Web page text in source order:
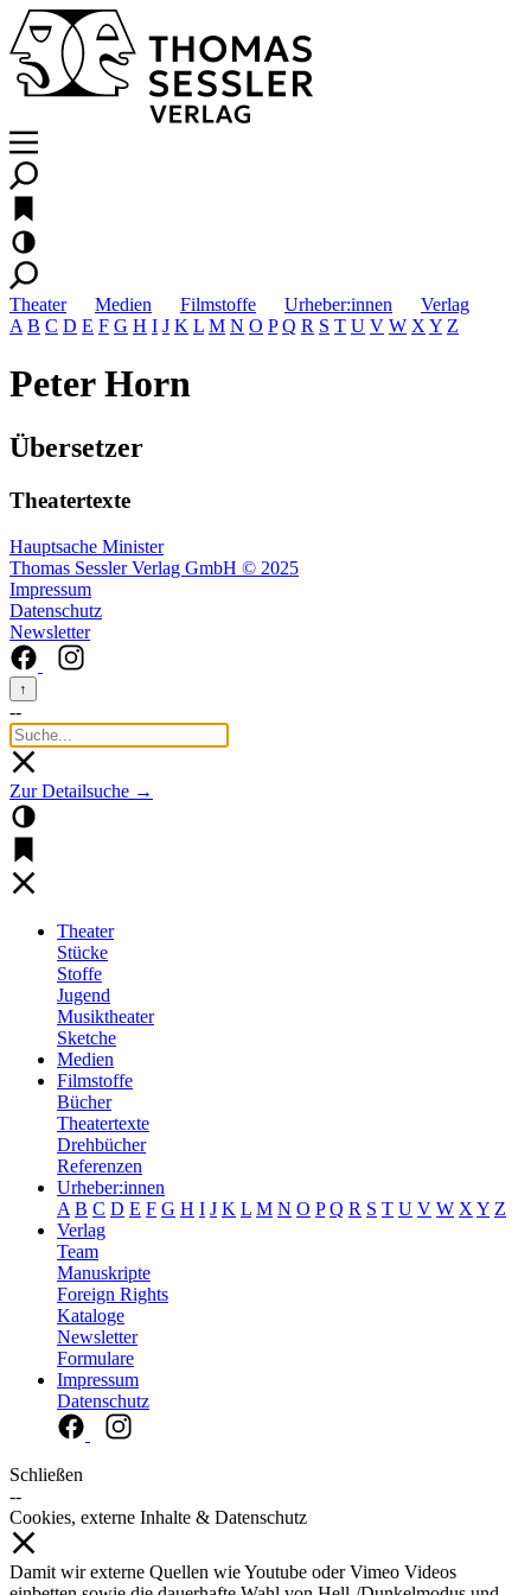
Theater Medien Filmstoffe Urheber:innen
Verlag
A B C D E F G H I J K L M N O P Q R S T U V W X Y Z
Peter Horn
Übersetzer
Theatertexte
Hauptsache Minister
Thomas Sessler Verlag GmbH © 2025
Impressum
Datenschutz
Newsletter
↑
--
Zur Detailsuche →
Theater
Stücke
Stoffe
Jugend
Musiktheater
Sketche
Medien
Filmstoffe
Bücher
Theatertexte
Drehbücher
Referenzen
Urheber:innen
A B C D E F G H I J K L M N O P Q R S T U V W X Y Z
Verlag
Team
Manuskripte
Foreign Rights
Kataloge
Newsletter
Formulare
Impressum
Datenschutz
Schließen
--
Cookies, externe Inhalte & Datenschutz
Damit wir externe Quellen wie Youtube oder Vimeo Videos